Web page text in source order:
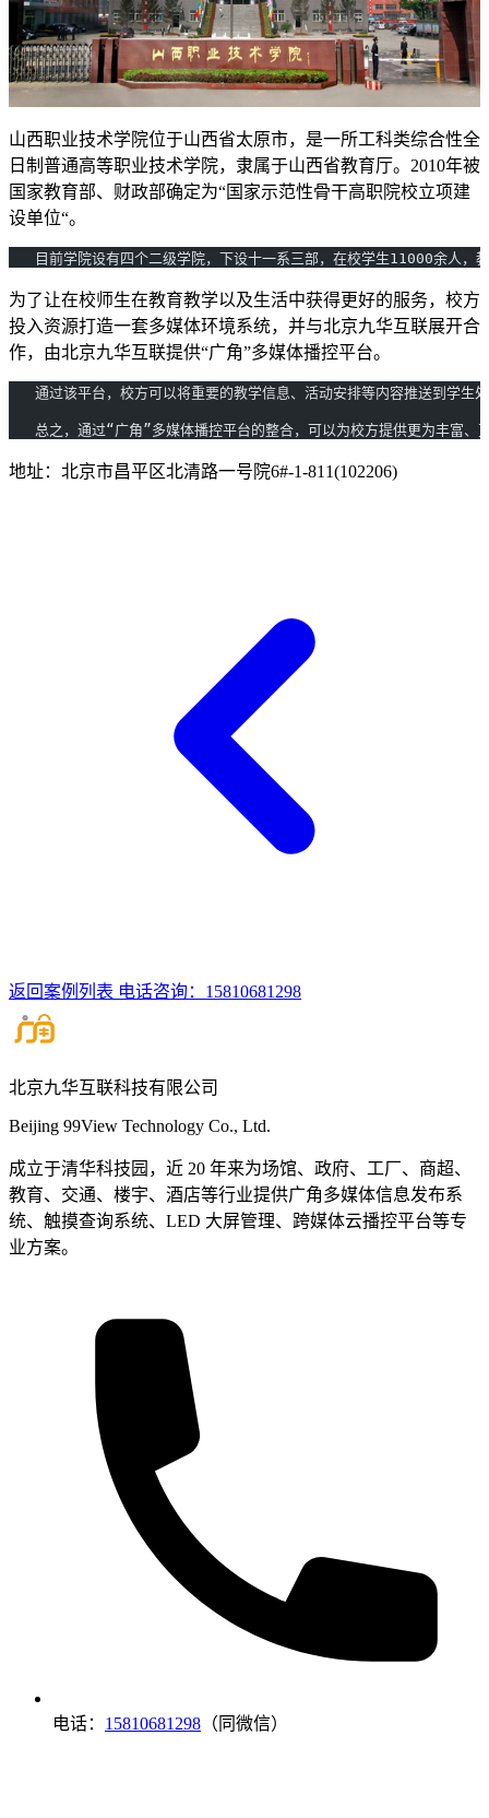
山西职业技术学院位于山西省太原市，是一所工科类综合性全
日制普通高等职业技术学院，隶属于山西省教育厅。2010年被
国家教育部、财政部确定为“国家示范性骨干高职院校立项建
设单位“。
目前学院设有四个二级学院，下设十一系三部，在校学生11000余人，
为了让在校师生在教育教学以及生活中获得更好的服务，校方
投入资源打造一套多媒体环境系统，并与北京九华互联展开合
作，由北京九华互联提供“广角”多媒体播控平台。
通过该平台，校方可以将重要的教学信息、活动安排等内容推送到学生
总之，通过“广角”多媒体播控平台的整合，可以为校方提供更为丰富、
地址：北京市昌平区北清路一号院6#-1-811(102206)
返回案例列表 电话咨询：15810681298
北京九华互联科技有限公司
Beijing 99View Technology Co., Ltd.
成立于清华科技园，近 20 年来为场馆、政府、工厂、商超、
教育、交通、楼宇、酒店等行业提供广角多媒体信息发布系
统、触摸查询系统、LED 大屏管理、跨媒体云播控平台等专
业方案。
电话： 15810681298 （同微信）